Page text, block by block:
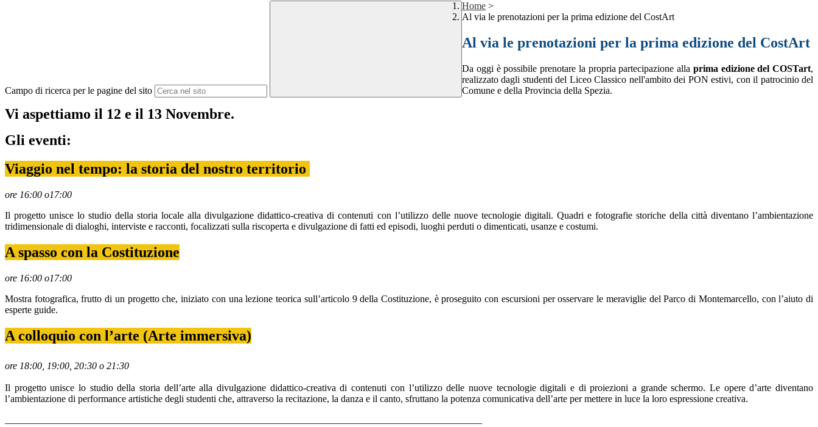
Campo di ricerca per le pagine del sito
Home >
Al via le prenotazioni per la prima edizione del CostArt
Al via le prenotazioni per la prima edizione del CostArt
Da oggi è possibile prenotare la propria partecipazione alla prima edizione del COSTart,
realizzato dagli studenti del Liceo Classico nell'ambito dei PON estivi, con il patrocinio del
Comune e della Provincia della Spezia.
Vi aspettiamo il 12 e il 13 Novembre.
Gli eventi:
Viaggio nel tempo: la storia del nostro territorio
ore 16:00 o17:00
Il progetto unisce lo studio della storia locale alla divulgazione didattico-creativa di contenuti con l’utilizzo delle nuove tecnologie digitali. Quadri e fotografie storiche della città diventano l’ambientazione
tridimensionale di dialoghi, interviste e racconti, focalizzati sulla riscoperta e divulgazione di fatti ed episodi, luoghi perduti o dimenticati, usanze e costumi.
A spasso con la Costituzione
ore 16:00 o17:00
Mostra fotografica, frutto di un progetto che, iniziato con una lezione teorica sull’articolo 9 della Costituzione, è proseguitocon escursioni per osservare le meraviglie del Parco di Montemarcello, con l’aiuto di
esperte guide.
A colloquio con l’arte (Arte immersiva)
ore 18:00, 19:00, 20:30 o 21:30
Il progetto unisce lo studio della storia dell’arte alla divulgazione didattico-creativa di contenuti con l’utilizzo delle nuove tecnologie digitali e di proiezioni a grande schermo. Le opere d’arte diventano
l’ambientazione di performance artistiche degli studenti che, attraverso la recitazione, la danza e il canto, sfruttano la potenza comunicativa dell’arte per mettere in luce la loro espressione creativa.